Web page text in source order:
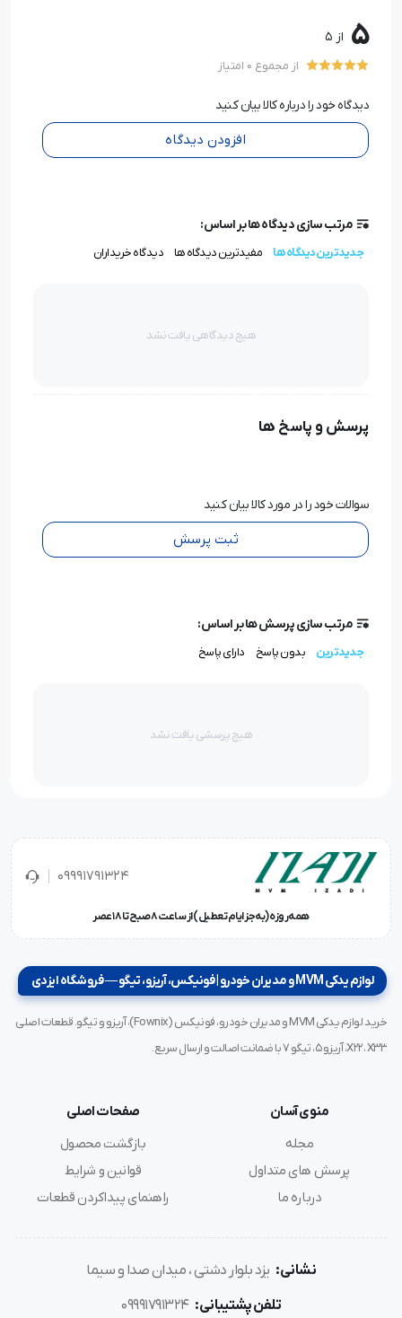
5 از 5
از مجموع 0 امتیاز
دیدگاه خود را درباره کالا بیان کنید
افزودن دیدگاه
مرتب سازی دیدگاه ها بر اساس:
جدیدترین دیدگاه ها مفیدترین دیدگاه ها دیدگاه خریداران
هیچ دیدگاهی یافت نشد
پرسش و پاسخ ها
سوالات خود را در مورد کالا بیان کنید
ثبت پرسش
مرتب سازی پرسش ها بر اساس:
جدیدترین بدون پاسخ دارای پاسخ
هیچ پرسشی یافت نشد
09991791324
همه‌روزه (به‌جز ایام تعطیل) از ساعت ۸ صبح تا ۱۸ عصر
لوازم یدکی MVM و مدیران خودرو | فونیکس، آریزو، تیگو — فروشگاه ایزدی
خرید لوازم یدکی MVM و مدیران خودرو، فونیکس (Fownix)، آریزو و تیگو. قطعات اصلی
X22، X33، آریزو ۵، تیگو ۷ با ضمانت اصالت و ارسال سریع.
منوی آسان
مجله
پرسش های متداول
درباره ما
صفحات اصلی
بازگشت محصول
قوانین و شرایط
راهنمای پیداکردن قطعات
نشانی: یزد بلوار دشتی ، میدان صدا و سیما
تلفن پشتیبانی: 09991791324